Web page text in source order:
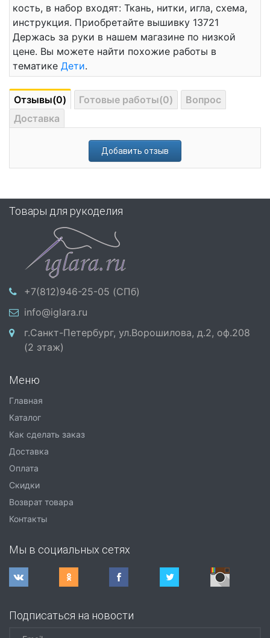
кость, в набор входят: Ткань, нитки, игла, схема,
инструкция. Приобретайте вышивку 13721
Держась за руки в нашем магазине по низкой
цене. Вы можете найти похожие работы в
тематике Дети.
Отзывы(0) Готовые работы(0)
Вопрос
Доставка
Добавить отзыв
Товары для рукоделия
+7(812)946-25-05 (СПб)
info@iglara.ru
г.Санкт-Петербург, ул.Ворошилова, д.2, оф.208
(2 этаж)
Меню
Главная
Каталог
Как сделать заказ
Доставка
Оплата
Скидки
Возврат товара
Контакты
Мы в социальных сетях
Подписаться на новости